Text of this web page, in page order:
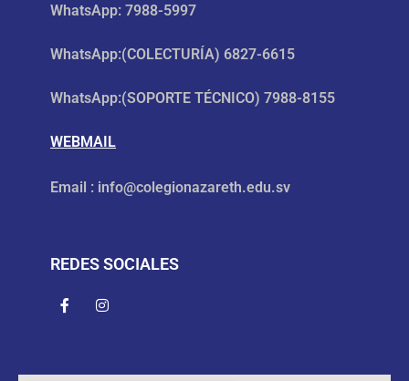
WhatsApp: 7988-5997
WhatsApp:(COLECTURÍA) 6827-6615
WhatsApp:(SOPORTE TÉCNICO) 7988-8155
WEBMAIL
Email : info@colegionazareth.edu.sv
REDES SOCIALES